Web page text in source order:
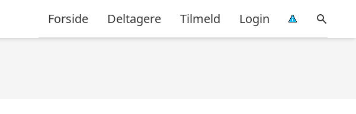
Forside Deltagere Tilmeld Login